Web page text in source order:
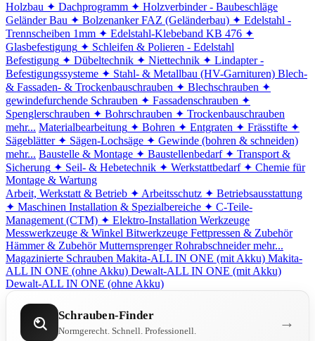
Holzbau ✦ Dachprogramm ✦ Holzverbinder - Baubeschläge
Geländer Bau ✦ Bolzenanker FAZ (Geländerbau) ✦ Edelstahl -
Trennscheiben 1mm ✦ Edelstahl-Klebeband KB 476 ✦
Glasbefestigung ✦ Schleifen & Polieren - Edelstahl
Befestigung ✦ Dübeltechnik ✦ Niettechnik ✦ Lindapter -
Befestigungssysteme ✦ Stahl- & Metallbau (HV-Garnituren) Blech-
& Fassaden- & Trockenbauschrauben ✦ Blechschrauben ✦
gewindefurchende Schrauben ✦ Fassadenschrauben ✦
Spenglerschrauben ✦ Bohrschrauben ✦ Trockenbauschrauben
mehr... Materialbearbeitung ✦ Bohren ✦ Entgraten ✦ Frässtifte ✦
Sägeblätter ✦ Sägen-Lochsäge ✦ Gewinde (bohren & schneiden)
mehr... Baustelle & Montage ✦ Baustellenbedarf ✦ Transport &
Sicherung ✦ Seil- & Hebetechnik ✦ Werkstattbedarf ✦ Chemie für
Montage & Wartung
Arbeit, Werkstatt & Betrieb ✦ Arbeitsschutz ✦ Betriebsausstattung
✦ Maschinen Installation & Spezialbereiche ✦ C-Teile-
Management (CTM) ✦ Elektro-Installation Werkzeuge
Messwerkzeuge & Winkel Bitwerkzeuge Fettpressen & Zubehör
Hämmer & Zubehör Mutternsprenger Rohrabschneider mehr...
Magazinierte Schrauben Makita-ALL IN ONE (mit Akku) Makita-
ALL IN ONE (ohne Akku) Dewalt-ALL IN ONE (mit Akku)
Dewalt-ALL IN ONE (ohne Akku)
Schrauben-Finder
Normgerecht. Schnell. Professionell. →